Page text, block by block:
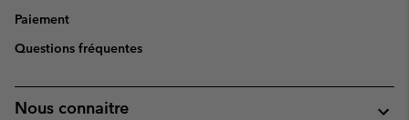
Paiement
Questions fréquentes
Nous connaitre